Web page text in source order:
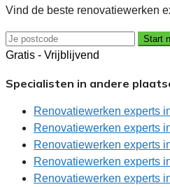
Vind de beste renovatiewerken
Start
Gratis - Vrijblijvend
Specialisten in andere
Renovatiewerken experts
Renovatiewerken experts
Renovatiewerken experts
Renovatiewerken experts
Renovatiewerken experts